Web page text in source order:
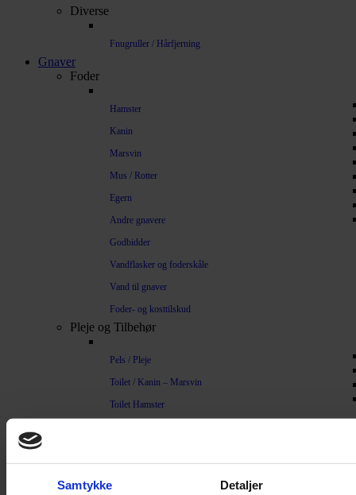
Samtykke Detaljer
Diverse
Fnugruller / Hårfjerning
Gnaver
Foder
Hamster
Kanin
Marsvin
Mus / Rotter
Egern
Andre gnavere
Godbidder
Vandflasker og foderskåle
Vand til gnaver
Foder- og kosttilskud
Pleje og Tilbehør
Pels / Pleje
Toilet / Kanin – Marsvin
Toilet Hamster
Bure